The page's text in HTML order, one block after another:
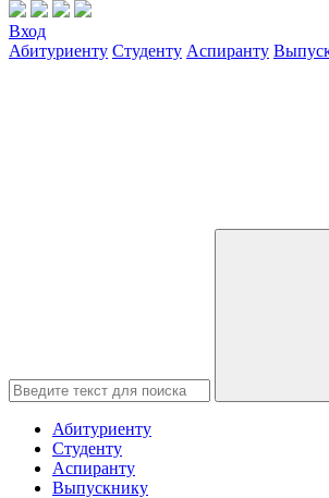
Вход
Абитуриенту Студенту Аспиранту
Абитуриенту
Студенту
Аспиранту
Выпускнику